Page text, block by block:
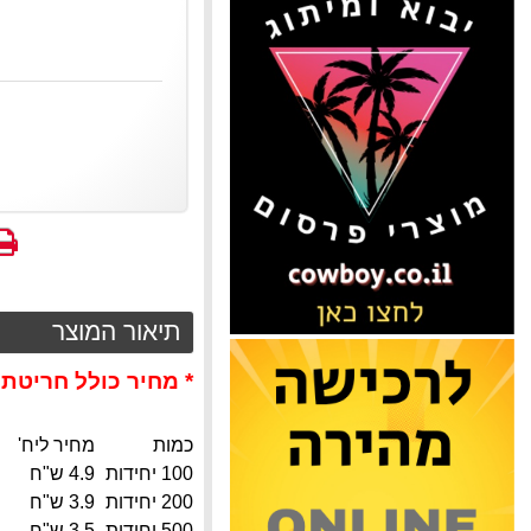
הדפס
תיאור המוצר
* מחיר כולל חריטת
כמות
מחיר ליח'
100 יחידות
4.9 ש"ח
200 יחידות
3.9 ש"ח